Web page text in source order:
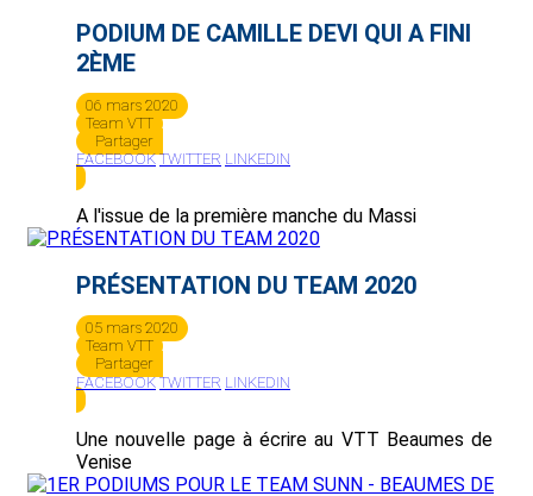
PODIUM DE CAMILLE DEVI QUI A FINI
2ÈME
06 mars 2020
Team VTT
Partager
FACEBOOK TWITTER LINKEDIN
A l'issue de la première manche du Massi
PRÉSENTATION DU TEAM 2020
05 mars 2020
Team VTT
Partager
FACEBOOK TWITTER LINKEDIN
Une nouvelle page à écrire au VTT Beaumes de
Venise